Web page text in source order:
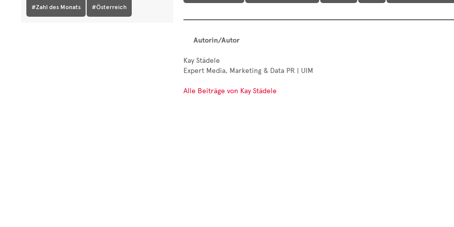
#Zahl des Monats #Österreich
Autorin/Autor
Kay Städele
Expert Media, Marketing & Data PR | UIM
Alle Beiträge von Kay Städele